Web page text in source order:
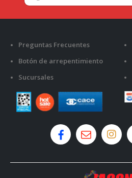
Preguntas Frecuentes
Botón de arrepentimiento
Sucursales